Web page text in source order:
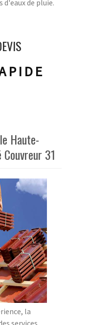
de pluie.
Haute-
31
la
services